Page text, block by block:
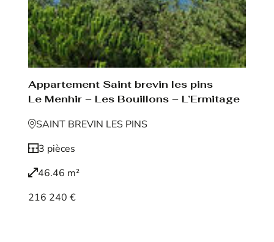
Appartement Saint brevin les pins
Le Menhir – Les Bouillons – L’Ermitage
SAINT BREVIN LES PINS
3 pièces
46.46 m²
216 240 €